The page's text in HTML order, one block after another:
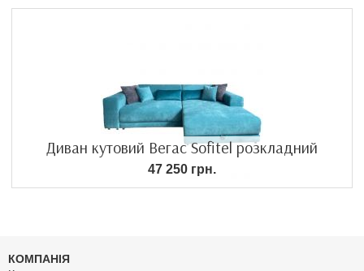
Диван кутовий Вегас Sofitel розкладний
47 250 грн.
КОМПАНІЯ